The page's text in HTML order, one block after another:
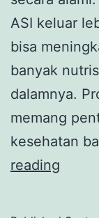
ASI keluar
bisa
banyak
dalamnya.
memang
kesehatan
reading